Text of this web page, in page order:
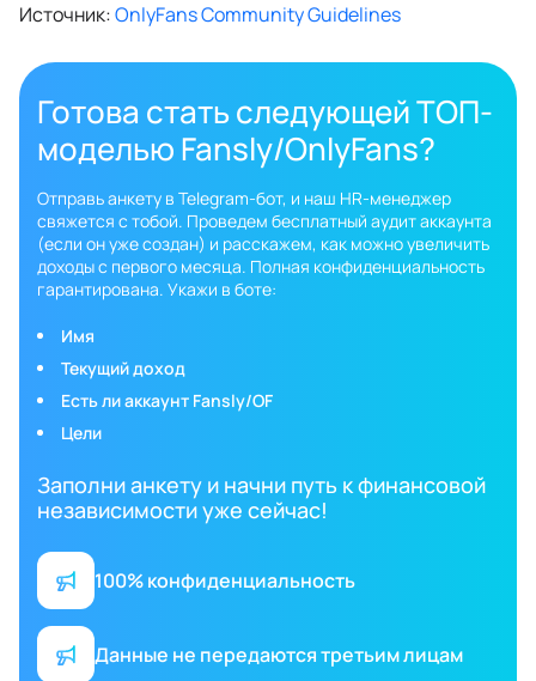
Источник:OnlyFans Community Guidelines
Готова стать следующей ТОП-
моделью Fansly/OnlyFans?
Отправь анкету в Telegram-бот, и наш HR-менеджер
свяжется с тобой. Проведем бесплатный аудит аккаунта
(если он уже создан) и расскажем, как можно увеличить
доходы с первого месяца. Полная конфиденциальность
гарантирована. Укажи в боте:
Имя
Текущий доход
Есть ли аккаунт Fansly/OF
Цели
Заполни анкету и начни путь к финансовой
независимости уже сейчас!
100% конфиденциальность
Данные не передаются третьим лицам